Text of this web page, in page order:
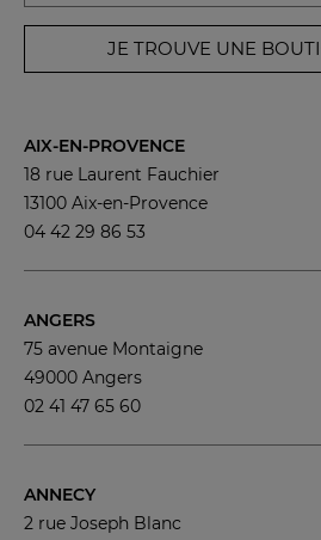
BE
CH
JE TROUVE UNE
AIX-EN-PROVENCE
18 rue Laurent Fauchier
13100 Aix-en-Provence
04 42 29 86 53
ANGERS
75 avenue Montaigne
49000 Angers
02 41 47 65 60
ANNECY
2 rue Joseph Blanc